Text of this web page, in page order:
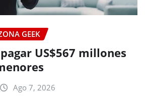
GEEK
US$567 millones
Ago 7, 2026